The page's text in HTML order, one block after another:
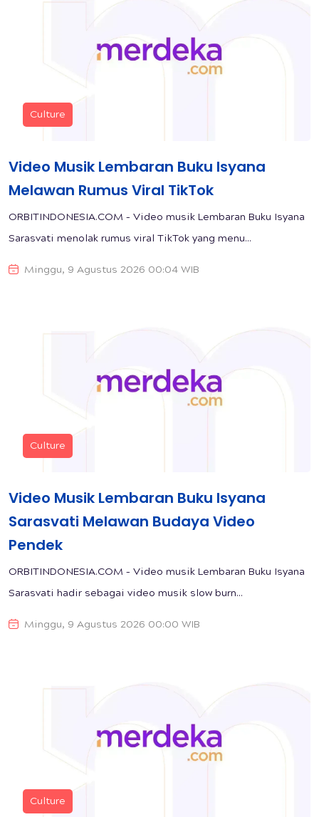
Culture
Video Musik Lembaran Buku Isyana
Melawan Rumus Viral TikTok
ORBITINDONESIA.COM – Video musik Lembaran Buku Isyana
Sarasvati menolak rumus viral TikTok yang menu...
Minggu, 9 Agustus 2026 00:04 WIB
Culture
Video Musik Lembaran Buku Isyana
Sarasvati Melawan Budaya Video
Pendek
ORBITINDONESIA.COM – Video musik Lembaran Buku Isyana
Sarasvati hadir sebagai video musik slow burn...
Minggu, 9 Agustus 2026 00:00 WIB
Culture